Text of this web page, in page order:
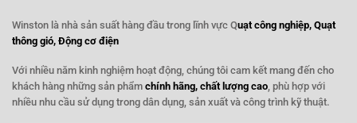
Winston là nhà sản suất hàng đầu trong lĩnh vực Quạt công nghiệp, Quạt
thông gió, Động cơ điện
Với nhiều năm kinh nghiệm hoạt động, chúng tôi cam kết mang đến cho
khách hàng những sản phẩm chính hãng, chất lượng cao , phù hợp với
nhiều nhu cầu sử dụng trong dân dụng, sản xuất và công trình kỹ thuật.